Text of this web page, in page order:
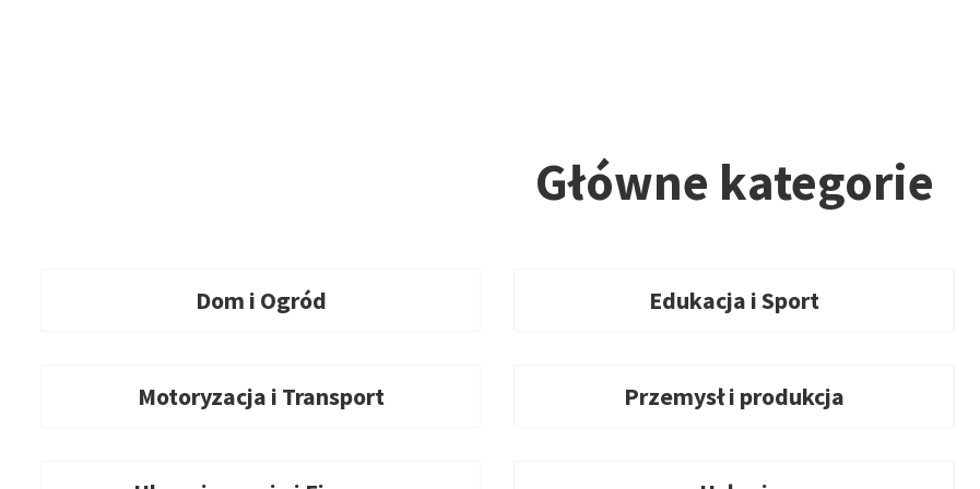
Główne kategorie
Dom i Ogród Edukacja i Sport
Motoryzacja i Transport Przemysł i produkcja